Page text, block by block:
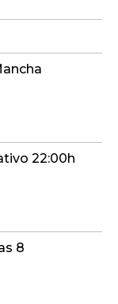
22:00h
8